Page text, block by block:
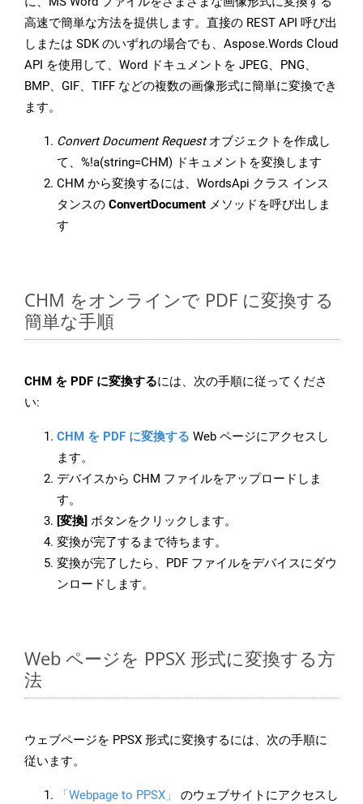
高速で簡単な方法を提供します。直接の REST API 呼び出
しまたは SDK のいずれの場合でも、Aspose.Words Cloud
API を使用して、Word ドキュメントを JPEG、PNG、
BMP、GIF、TIFF などの複数の画像形式に簡単に変換でき
ます。
Convert Document Requestオブジェクトを作成し
て、%!a(string=CHM) ドキュメントを変換します
CHM から変換するには、WordsApi クラス インス
タンスの ConvertDocument メソッドを呼び出しま
す
CHM をオンラインで PDF に変換する
簡単な手順
CHM を PDF に変換するには、次の手順に従ってくださ
い:
CHM を PDF に変換する Web ページにアクセスし
ます。
デバイスから CHM ファイルをアップロードしま
す。
[変換] ボタンをクリックします。
変換が完了するまで待ちます。
変換が完了したら、PDF ファイルをデバイスにダウ
ンロードします。
Web ページを PPSX 形式に変換する方
法
ウェブページを PPSX 形式に変換するには、次の手順に
従います。
「Webpage to PPSX」
のウェブサイトにアクセスし